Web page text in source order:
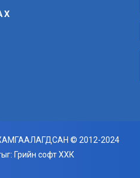
© 2012-2024
ыг: Грийн софт ХХК